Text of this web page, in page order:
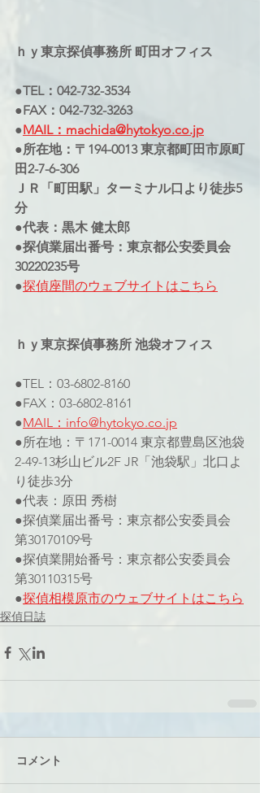
ｈｙ東京探偵事務所 町田オフィス
●TEL：042-732-3534
●FAX：042-732-3263
●MAIL：machida@hytokyo.co.jp
●所在地：〒194-0013 東京都町田市原町
田2-7-6-306
ＪＲ「町田駅」ターミナル口より徒歩5
分
●代表：黒木 健太郎
●探偵業届出番号：東京都公安委員会
30220235号
●探偵座間のウェブサイトはこちら
ｈｙ東京探偵事務所 池袋オフィス
●TEL：03-6802-8160
●FAX：03-6802-8161
●MAIL：info@hytokyo.co.jp
●所在地：〒171-0014 東京都豊島区池袋
2-49-13杉山ビル2F JR「池袋駅」北口よ
り徒歩3分
●代表：原田 秀樹
●探偵業届出番号：東京都公安委員会
第30170109号
●探偵業開始番号：東京都公安委員会
第30110315号
●探偵相模原市のウェブサイトはこちら
探偵日誌
コメント